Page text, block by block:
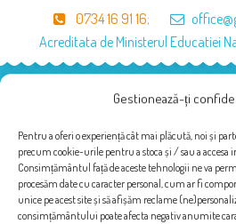
Gestionează-ți
Pentru a oferi o experiență cât mai plăcută, noi și
precum cookie-urile pentru a stoca și / sau a
Consimțământul față de aceste tehnologii ne va
procesăm date cu caracter personal, cum ar fi
unice pe acest site și să afișăm reclame
consimțământului poate afecta negativ anumite
0734 16 91 16;
Acreditata de Ministerul Educatiei